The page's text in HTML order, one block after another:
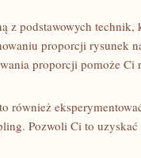
z ⁢podstawowych
proporcji rysunek
proporcji pomoże Ci
również
Pozwoli Ci to uzyskać